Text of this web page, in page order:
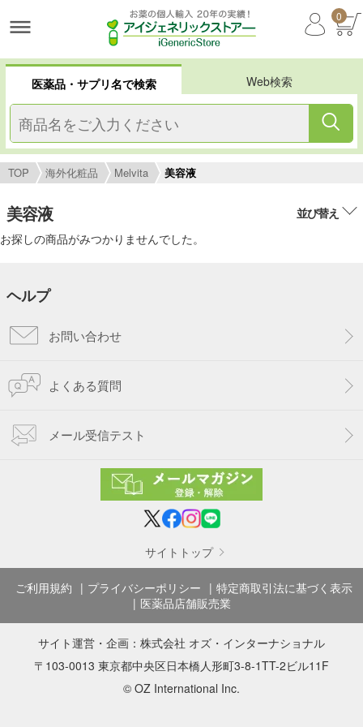
0
医薬品・サプリ名で検索 Web検索
TOP 海外化粧品 Melvita 美容液
美容液
並び替え
お探しの商品がみつかりませんでした。
ヘルプ
お問い合わせ
よくある質問
メール受信テスト
サイトトップ
ご利用規約 プライバシーポリシー
特定商取引法に基づく表示
医薬品店舗販売業
サイト運営・企画： 株式会社 オズ・インターナショナル
〒103-0013 東京都中央区日本橋人形町3-8-1TT-2ビル11F
© OZ International Inc.